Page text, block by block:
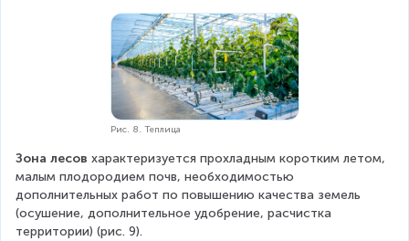
Рис. 8. Теплица
Зона лесов характеризуется прохладным коротким летом,
малым плодородием почв, необходимостью
дополнительных работ по повышению качества земель
(осушение, дополнительное удобрение, расчистка
территории) (рис. 9).